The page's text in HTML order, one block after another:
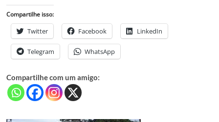
Compartilhe isso:
Twitter Facebook LinkedIn
Telegram WhatsApp
Compartilhe com um amigo: